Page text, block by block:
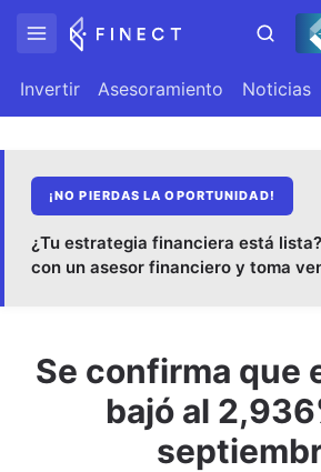
Invertir Asesoramiento Noticias
¡NO PIERDAS LA OPORTUNIDAD!
¿Tu estrategia financiera está
con un asesor financiero y toma
Se confirma que
bajó al